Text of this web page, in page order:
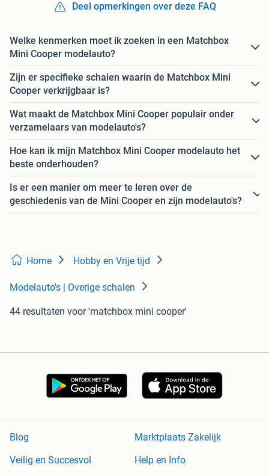
Deel opmerkingen over deze FAQ
Welke kenmerken moet ik zoeken in een Matchbox
Mini Cooper modelauto?
Zijn er specifieke schalen waarin de Matchbox Mini
Cooper verkrijgbaar is?
Wat maakt de Matchbox Mini Cooper populair onder
verzamelaars van modelauto's?
Hoe kan ik mijn Matchbox Mini Cooper modelauto het
beste onderhouden?
Is er een manier om meer te leren over de
geschiedenis van de Mini Cooper en zijn modelauto's?
Home Hobby en Vrije tijd
Modelauto's | Overige schalen
44 resultaten voor 'matchbox mini cooper'
Blog
Marktplaats Zakelijk
Veilig en Succesvol
Help en Info